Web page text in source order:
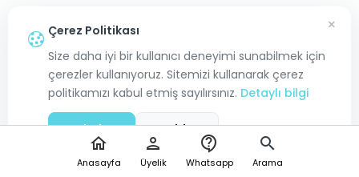
home
Anasayfa
person
Üyelik
contact_support
Whatsapp
search
Arama
Çerez Politikası
Size daha iyi bir kullanıcı deneyimi sunabilmek için
çerezler kullanıyoruz. Sitemizi kullanarak çerez
politikamızı kabul etmiş sayılırsınız. Detaylı bilgi
Kabul Et Reddet
×